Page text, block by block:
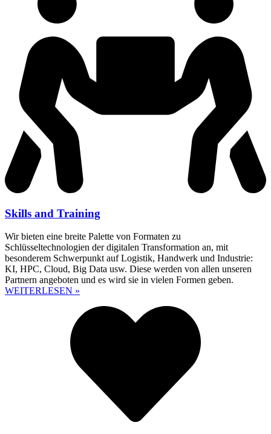
Skills and Training
Wir bieten eine breite Palette von Formaten zu
Schlüsseltechnologien der digitalen Transformation an, mit
besonderem Schwerpunkt auf Logistik, Handwerk und Industrie:
KI, HPC, Cloud, Big Data usw. Diese werden von allen unseren
Partnern angeboten und es wird sie in vielen Formen geben.
WEITERLESEN »